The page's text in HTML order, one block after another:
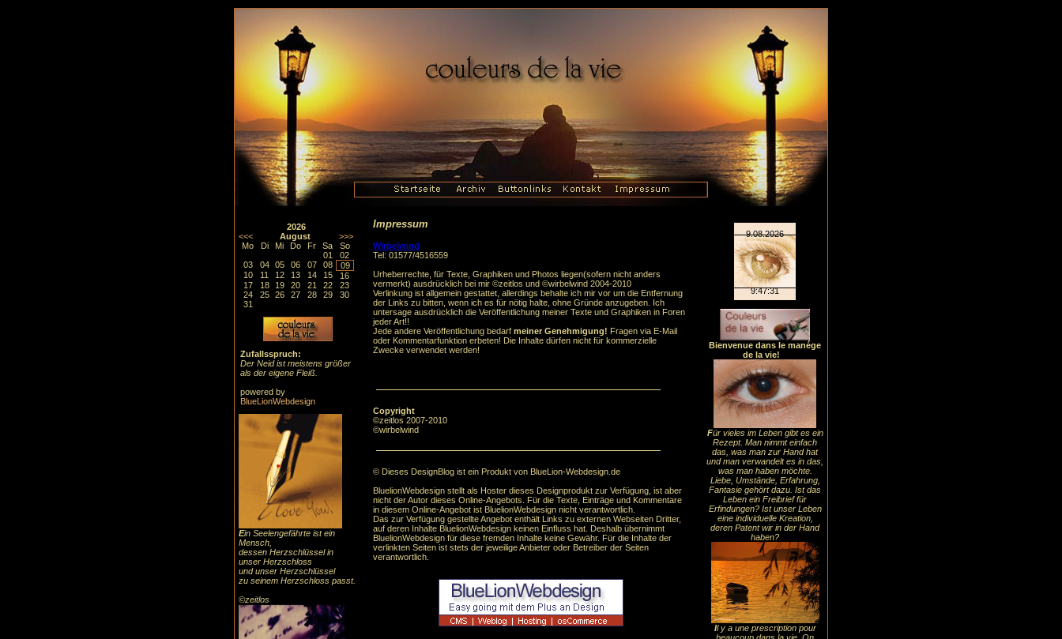
2026
<<<
August
>>>
Mo
Di Mi Do Fr Sa
So
01
02
03
04 05 06 07 08
09
10
11 12 13 14 15
16
17
18 19 20 21 22
23
24
25 26 27 28 29
30
31
Zufallsspruch:
Der Neid ist meistens größer
als der eigene Fleiß.
powered by
BlueLionWebdesign
Ein Seelengefährte ist ein
Mensch,
dessen Herzschlüssel in
unser Herzschloss
und unser Herzschlüssel
zu seinem Herzschloss passt.
©zeitlos
Impressum
Wirbelwind
Tel: 01577/4516559
Urheberrechte, für Texte, Graphiken und Photos liegen(sofern nicht anders
vermerkt) ausdrücklich bei mir ©zeitlos und ©wirbelwind 2004-2010
Verlinkung ist allgemein gestattet, allerdings behalte ich mir vor um die Entfernung
der Links zu bitten, wenn ich es für nötig halte, ohne Gründe anzugeben. Ich
untersage ausdrücklich die Veröffentlichung meiner Texte und Graphiken in Foren
jeder Art!!
Jede andere Veröffentlichung bedarf meiner Genehmigung! Fragen via E-Mail
oder Kommentarfunktion erbeten! Die Inhalte dürfen nicht für kommerzielle
Zwecke verwendet werden!
Copyright
©zeitlos 2007-2010
©wirbelwind
© Dieses DesignBlog ist ein Produkt von BlueLion-Webdesign.de
BluelionWebdesign stellt als Hoster dieses Designprodukt zur Verfügung, ist aber
nicht der Autor dieses Online-Angebots. Für die Texte, Einträge und Kommentare
in diesem Online-Angebot ist BluelionWebdesign nicht verantwortlich.
Das zur Verfügung gestellte Angebot enthält Links zu externen Webseiten Dritter,
auf deren Inhalte BluelionWebdesign keinen Einfluss hat. Deshalb übernimmt
BluelionWebdesign für diese fremden Inhalte keine Gewähr. Für die Inhalte der
verlinkten Seiten ist stets der jeweilige Anbieter oder Betreiber der Seiten
verantwortlich.
Bienvenue dans le manége
de la vie!
Für vieles im Leben gibt es ein
Rezept. Man nimmt einfach
das, was man zur Hand hat
und man verwandelt es in das,
was man haben möchte.
Liebe, Umstände, Erfahrung,
Fantasie gehört dazu. Ist das
Leben ein Freibrief für
Erfindungen? Ist unser Leben
eine individuelle Kreation,
deren Patent wir in der Hand
haben?
Il y a une prescription pour